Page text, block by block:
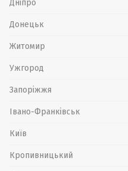
Дніпро
Донецьк
Житомир
Ужгород
Запоріжжя
Івано-Франківськ
Київ
Кропивницький